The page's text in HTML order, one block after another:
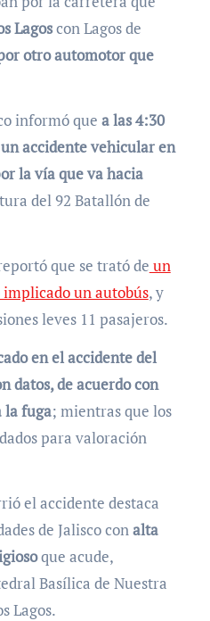
Lagoscon Lagos de
otro automotor que
informó que a las 4:30
accidente vehicular en
la vía que va hacia
del 92 Batallón de
que se trató de un
un autobús, y
leves 11 pasajeros.
en el accidente del
datos, de acuerdo con
la fuga; mientras que los
para valoración
el accidente destaca
de Jalisco conalta
que acude,
Basílica de Nuestra
Lagos.